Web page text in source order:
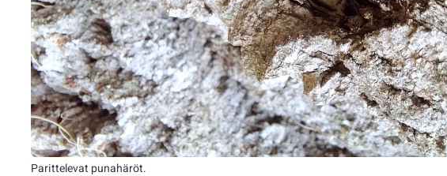
Parittelevat punahäröt.